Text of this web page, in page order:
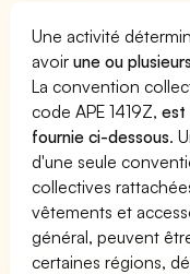
Une activité
avoirune ou
La convention
code APE 1419Z,est
fournie ci-dessous.
d'une seule
collectives
vêtements et
général, peuvent
certaines régions,